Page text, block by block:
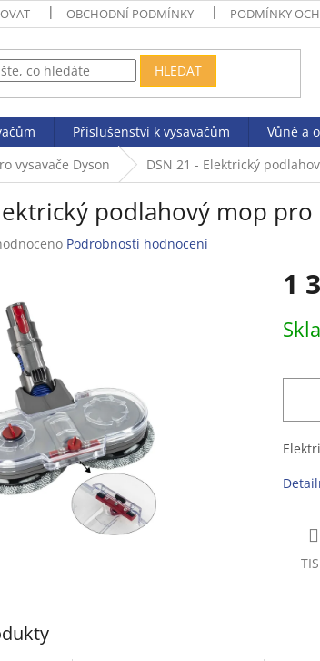
OBCHODNÍ PODMÍNKY PODMÍNKY
HLEDAT
Příslušenství k vysavačům Vůně a
vysavače Dyson DSN 21 - Elektrický
podlahový mop pro
Podrobnosti hodnocení
1
cena: